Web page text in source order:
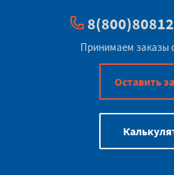
Принимаем заказы
Оставить